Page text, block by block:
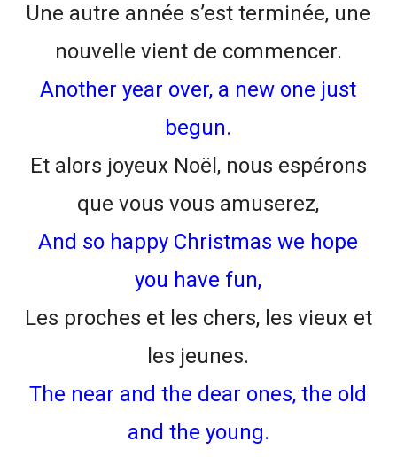
Une autre année s’est terminée, une
nouvelle vient de commencer.
Another year over, a new one just
begun.
Et alors joyeux Noël, nous espérons
que vous vous amuserez,
And so happy Christmas we hope
you have fun,
Les proches et les chers, les vieux et
les jeunes.
The near and the dear ones, the old
and the young.